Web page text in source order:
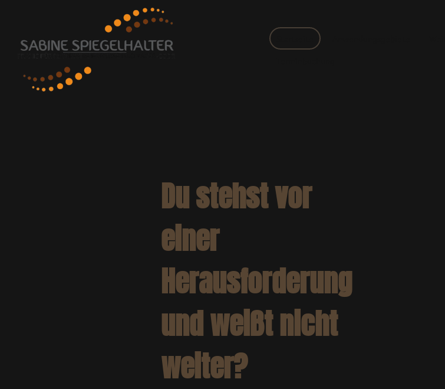
Du stehst vor
einer
Herausforderung
und weißt nicht
weiter?